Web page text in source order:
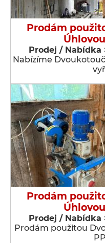
Prodám
Prodej / Nabídka
Nabízíme
Prodám
Prodej / Nabídka
Prodám použitou